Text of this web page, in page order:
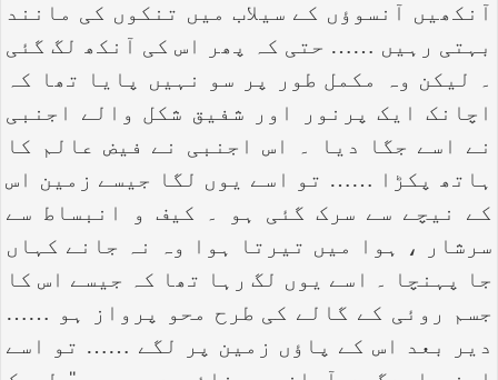
آنکھیں آنسوؤں کے سیلاب میں تنکوں کی مانند
بہتی رہیں …… حتی کہ پھر اس کی آنکھ لگ گئی
۔ لیکن وہ مکمل طور پر سو نہیں پایا تھا کہ
اچانک ایک پرنور اور شفیق شکل والے اجنبی
نے اسے جگا دیا ۔ اس اجنبی نے فیض عالم کا
ہاتھ پکڑا …… تو اسے یوں لگا جیسے زمین اس
کے نیچے سے سرک گئی ہو ۔ کیف و انبساط سے
سرشار ، ہوا میں تیرتا ہوا وہ نہ جانے کہاں
جا پہنچا ۔ اسے یوں لگ رہا تھا کہ جیسے اس کا
جسم روئی کے گالے کی طرح محو پرواز ہو ……
دیر بعد اس کے پاؤں زمین پر لگے …… تو اسے